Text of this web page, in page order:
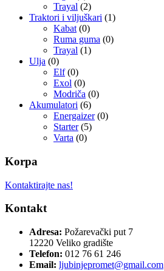
Trayal (2)
Traktori i viljuškari (1)
Kabat (0)
Ruma guma (0)
Trayal (1)
Ulja (0)
Elf (0)
Exol (0)
Modriča (0)
Akumulatori (6)
Energaizer (0)
Starter (5)
Varta (0)
Korpa
Kontaktirajte nas!
Kontakt
Adresa: Požarevački put 7
12220 Veliko gradište
Telefon: 012 76 61 246
Email: ljubinjepromet@gmail.com